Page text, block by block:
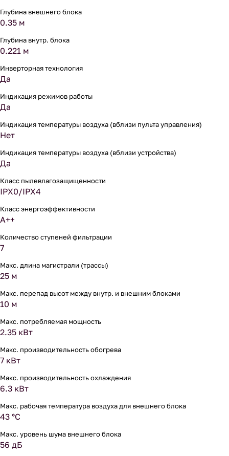
Глубина внешнего блока
0.35 м
Глубина внутр. блока
0.221 м
Инверторная технология
Да
Индикация режимов работы
Да
Индикация температуры воздуха (вблизи пульта управления)
Нет
Индикация температуры воздуха (вблизи устройства)
Да
Класс пылевлагозащищенности
IPX0/IPX4
Класс энергоэффективности
A++
Количество ступеней фильтрации
7
Макс. длина магистрали (трассы)
25 м
Макс. перепад высот между внутр. и внешним блоками
10 м
Макс. потребляемая мощность
2.35 кВт
Макс. производительность обогрева
7 кВт
Макс. производительность охлаждения
6.3 кВт
Макс. рабочая температура воздуха для внешнего блока
43 °С
Макс. уровень шума внешнего блока
56 дБ